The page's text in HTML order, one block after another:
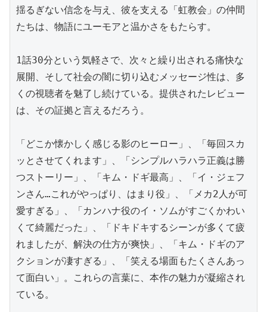
揺るぎない信念を与え、彼を支える「虹教会」の仲間
たちは、物語にユーモアと温かさをもたらす。
1話30分という気軽さで、次々と繰り出される痛快な
展開、そして社会の闇に切り込むメッセージ性は、多
くの視聴者を魅了し続けている。提供されたレビュー
は、その証拠と言えるだろう。
「どこか懐かしく感じる影のヒーロー」、「毎回スカ
ッとさせてくれます」、「シンプルハラハラ正義は勝
つストーリー」、「キム・ドギ最高」、「イ・ジェフ
ンさん…これがやっぱり、はまり役」、「メカ2人が可
愛すぎる」、「カンハナ役のイ・ソムがすごくかわい
くて綺麗だった」、「ドキドキするシーンが多くて疲
れましたが、解決の仕方が爽快」、「キム・ドギのア
クションが凄すぎる」、「笑える場面もたくさんあっ
て面白い」。これらの言葉に、本作の魅力が凝縮され
ている。